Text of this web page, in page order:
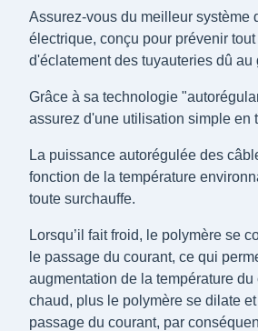
Assurez-vous du meilleur système
électrique, conçu pour prévenir
d'éclatement des tuyauteries dû au
Grâce à sa technologie
assurez d'une utilisation simple en
La puissance autorégulée des
fonction de la température
toute surchauffe.
Lorsqu’il fait froid, le polymère se
le passage du courant, ce qui
augmentation de la température
chaud, plus le polymère se dilate
passage du courant, par